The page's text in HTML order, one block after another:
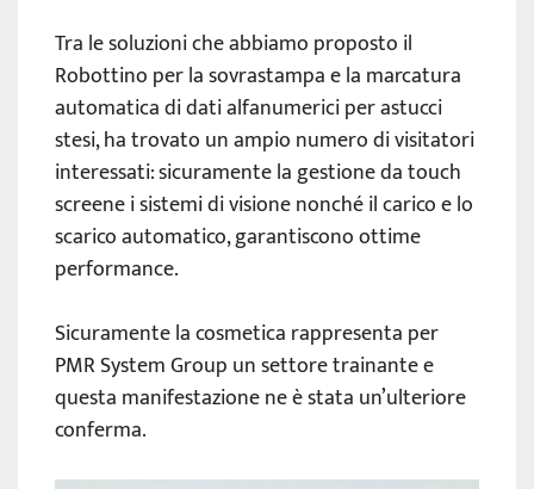
Tra le soluzioni che abbiamo proposto il
Robottino per la sovrastampa e la marcatura
automatica di dati alfanumerici per astucci
stesi, ha trovato un ampio numero di visitatori
interessati: sicuramente la gestione da touch
screene i sistemi di visione nonché il carico e lo
scarico automatico, garantiscono ottime
performance.
Sicuramente la cosmetica rappresenta per
PMR System Group un settore trainante e
questa manifestazione ne è stata un’ulteriore
conferma.